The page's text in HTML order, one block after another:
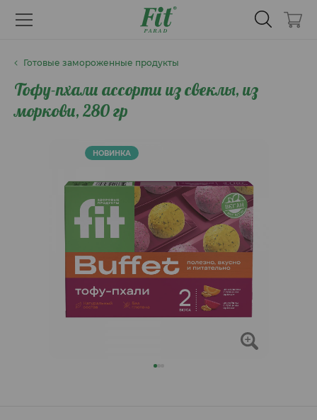
Готовые замороженные продукты
Тофу-пхали ассорти из свеклы, из
моркови, 280 гр
НОВИНКА